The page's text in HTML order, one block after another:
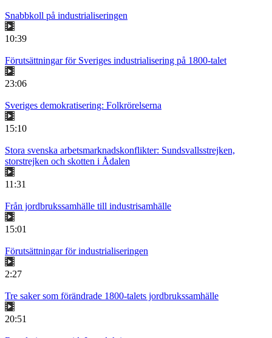
Snabbkoll på industrialiseringen
10:39
Förutsättningar för Sveriges industrialisering på 1800-talet
23:06
Sveriges demokratisering: Folkrörelserna
15:10
Stora svenska arbetsmarknadskonflikter: Sundsvallsstrejken,
storstrejken och skotten i Ådalen
11:31
Från jordbrukssamhälle till industrisamhälle
15:01
Förutsättningar för industrialiseringen
2:27
Tre saker som förändrade 1800-talets jordbrukssamhälle
20:51